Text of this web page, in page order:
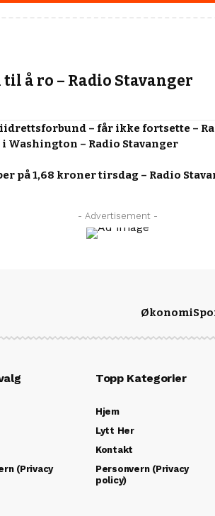
å ro – Radio Stavanger
– får ikke fortsette –
Washington – Radio Stavanger
på 1,68 kroner tirsdag – Radio
- Advertisement -
Økonomi
(Privacy
Topp Kategorier
Hjem
Lytt Her
Kontakt
Personvern (Privacy
policy)